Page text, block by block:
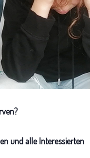
und alle Interessierten